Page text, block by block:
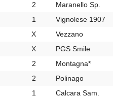
2
Maranello Sp.
1
Vignolese 1907
X
Vezzano
X
PGS Smile
2
Montagna*
2
Polinago
1
Calcara Sam.